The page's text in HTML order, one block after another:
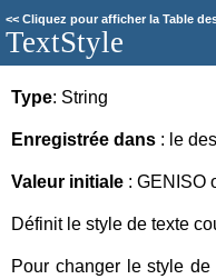
<< Cliquez pour afficher la Table
TextStyle
Type: String
Enregistrée dans : le
Valeur initiale : GENISO
Définit le style de texte
Pour changer le style